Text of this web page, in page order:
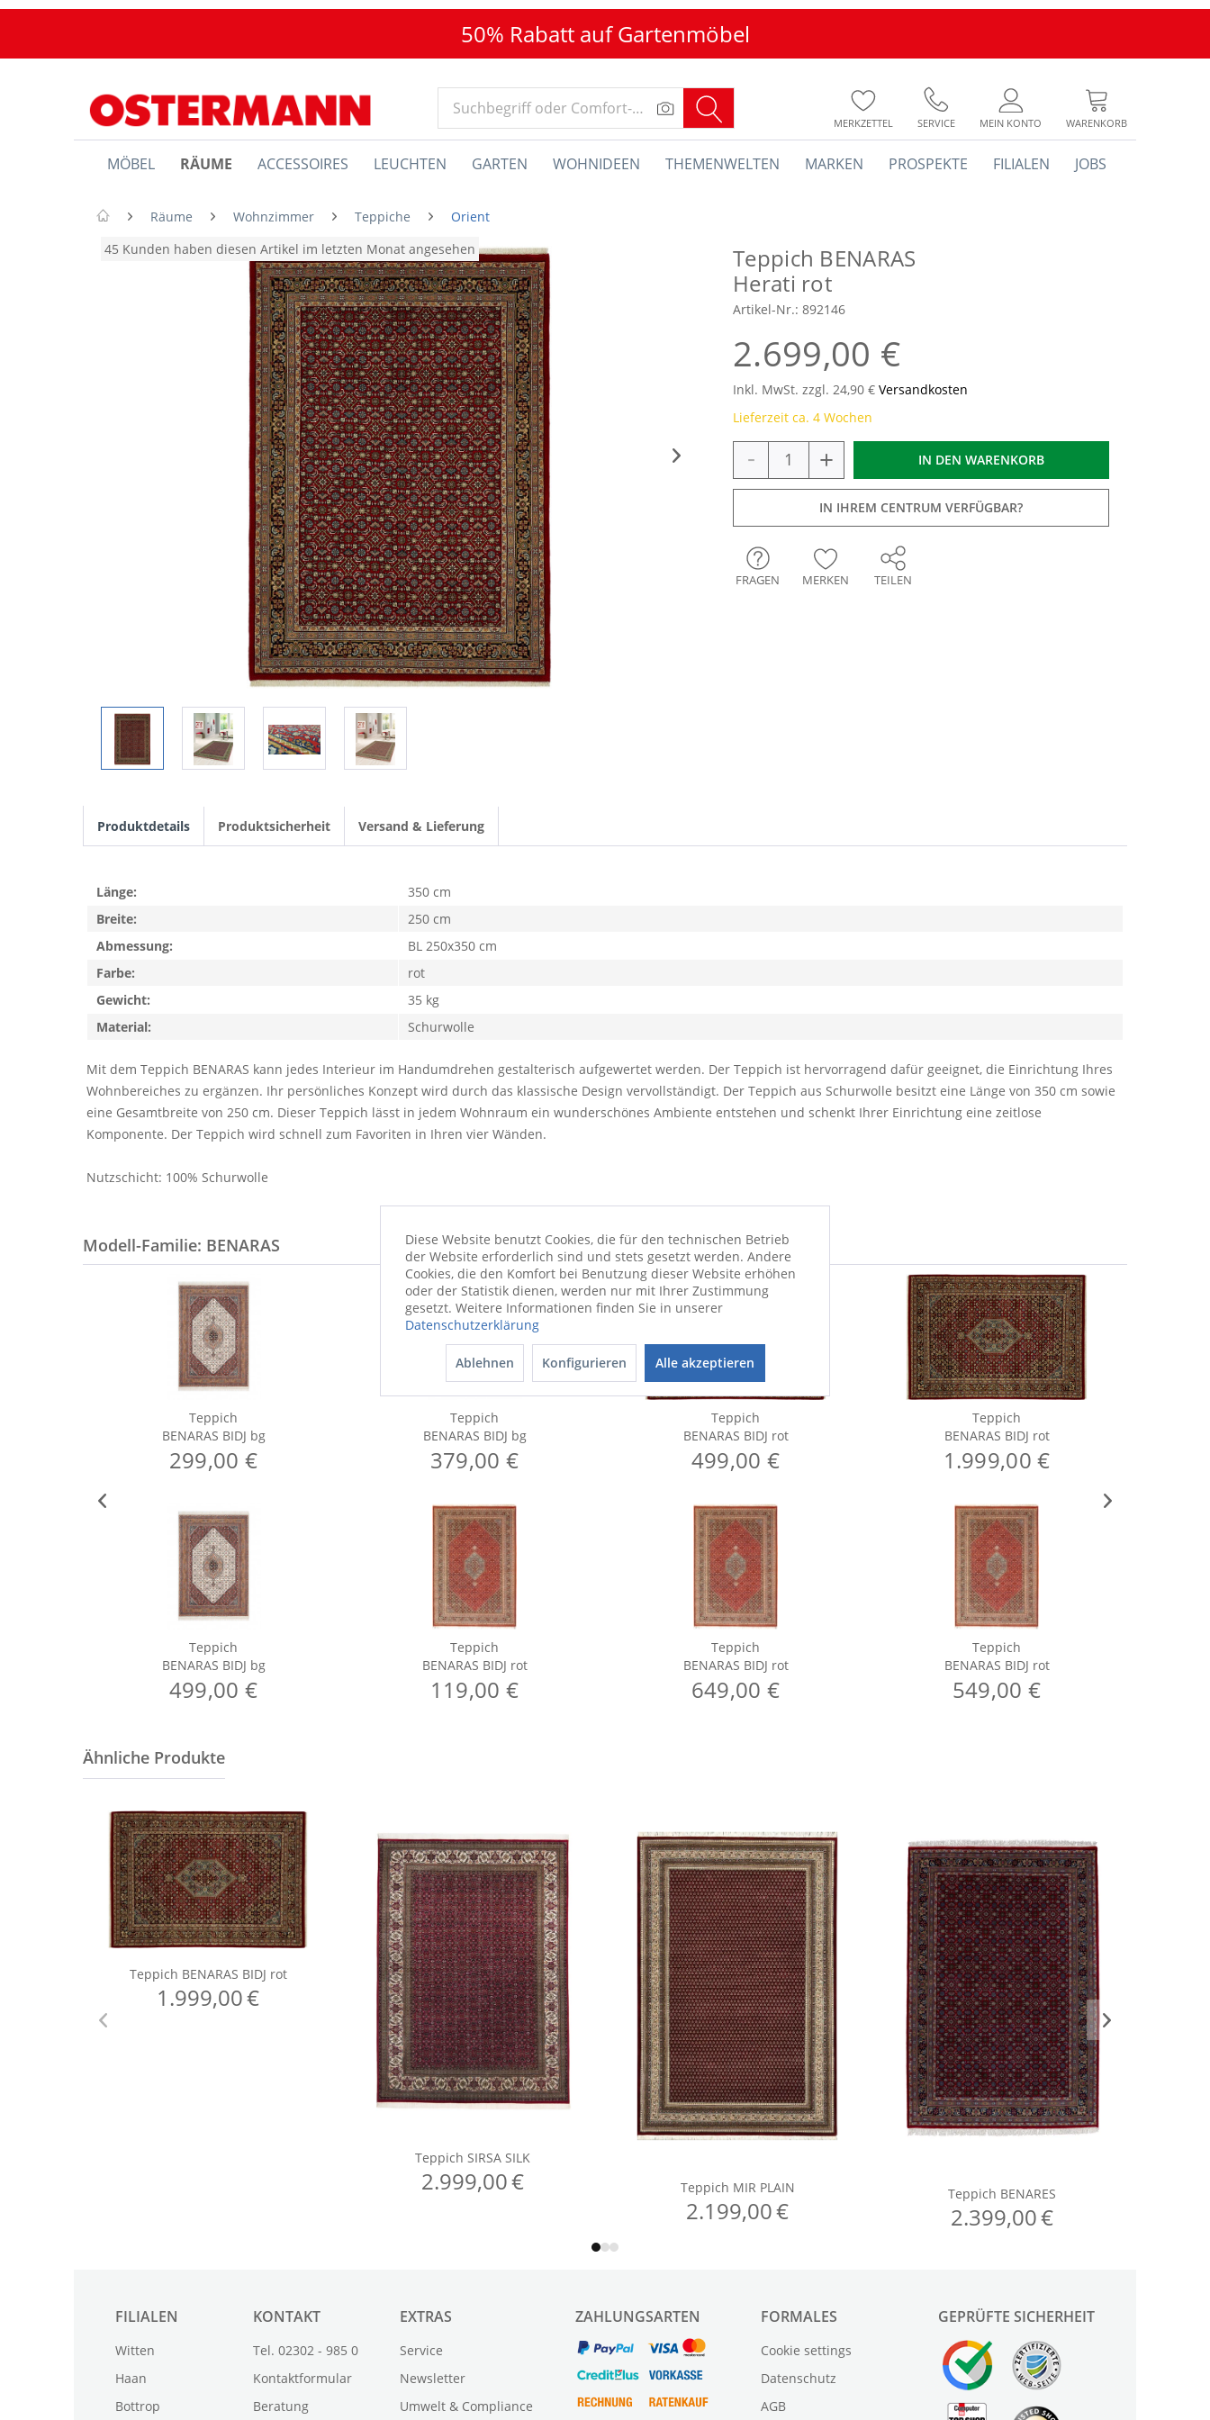
50% Rabatt auf Gartenmöbel
MERKZETTEL SERVICE MEIN KONTO WARENKORB
MÖBEL RÄUME ACCESSOIRES LEUCHTEN GARTEN WOHNIDEEN THEMENWELTEN MARKEN PROSPEKTE FILIALEN JOBS
Räume Wohnzimmer Teppiche
Orient
45 Kunden haben diesen Artikel im letzten Monat angesehen
Teppich BENARAS
Herati rot
Artikel-Nr.: 892146
2.699,00 €
Inkl. MwSt. zzgl. 24,90 € Versandkosten
Lieferzeit ca. 4 Wochen
- + IN DEN WARENKORB
IN IHREM CENTRUM VERFÜGBAR?
FRAGEN MERKEN TEILEN
Produktdetails Produktsicherheit Versand & Lieferung
Mit dem Teppich BENARAS kann jedes Interieur im Handumdrehen gestalterisch aufgewertet werden. Der Teppich ist hervorragend dafür geeignet, die Einrichtung Ihres
Wohnbereiches zu ergänzen. Ihr persönliches Konzept wird durch das klassische Design vervollständigt. Der Teppich aus Schurwolle besitzt eine Länge von 350 cm sowie
eine Gesamtbreite von 250 cm. Dieser Teppich lässt in jedem Wohnraum ein wunderschönes Ambiente entstehen und schenkt Ihrer Einrichtung eine zeitlose
Komponente. Der Teppich wird schnell zum Favoriten in Ihren vier Wänden.
Nutzschicht: 100% Schurwolle
Länge:
350 cm
Breite:
250 cm
Abmessung:
BL 250x350 cm
Farbe:
rot
Gewicht:
35 kg
Material:
Schurwolle
Modell-Familie: BENARAS
Teppich
BENARAS BIDJ bg
299,00 €
Teppich
BENARAS BIDJ bg
499,00 €
Teppich
BENARAS BIDJ bg
379,00 €
Teppich
BENARAS BIDJ rot
119,00 €
Teppich
BENARAS BIDJ rot
499,00 €
Teppich
BENARAS BIDJ rot
649,00 €
Teppich
BENARAS BIDJ rot
1.999,00 €
Teppich
BENARAS BIDJ rot
549,00 €
FILIALEN
Witten
Haan
Bottrop
KONTAKT
Tel. 02302 - 985 0
Kontaktformular
Beratung
EXTRAS
Service
Newsletter
Umwelt & Compliance
ZAHLUNGSARTEN FORMALES
Cookie settings
Datenschutz
AGB
GEPRÜFTE SICHERHEIT
Diese Website benutzt Cookies, die für den technischen Betrieb
der Website erforderlich sind und stets gesetzt werden. Andere
Cookies, die den Komfort bei Benutzung dieser Website erhöhen
oder der Statistik dienen, werden nur mit Ihrer Zustimmung
gesetzt. Weitere Informationen finden Sie in unserer
Datenschutzerklärung
Ablehnen Konfigurieren Alle akzeptieren